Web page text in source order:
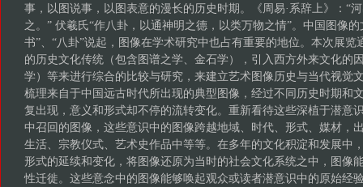
事，以图说事，以图表意的漫长的历史时期。《周易·系辞上》：“
之。” 伏羲氏“作八卦，以通神明之德，以类万物之情”。中国图像的
书”、“八卦”说起，图像在学术研究中也占有重要的地位。本次展览
的历史文化传统（包含图谱之学、金石学），引入西方外来文化的
学）等来进行综合的比较与研究，来建立艺术图像历史与当代视觉
梳理来自于中国远古时代所出现的典型图像，经过不同历史时期和
复出现，意义和形式却不停的流转变化。重新看待这些深植于潜意
中召回的图像，这些意识中的图像跨越地域、时代、形式、媒材，
生活、宗教仪式、艺术史作品中等等。在多年的文化积淀和发展中
形式的延续和变化，将图像还原为当时的社会文化系统之中，图像
性迁徙。这些意念中的图像能够唤起观众或读者潜意识中的原始经